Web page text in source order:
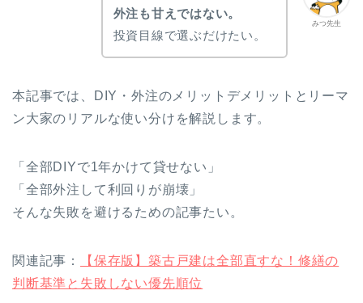
みつ先生
外注も甘えではない。
投資目線で選ぶだけたい。
本記事では、DIY・外注のメリットデメリットとリーマ
ン大家のリアルな使い分けを解説します。
「全部DIYで1年かけて貸せない」
「全部外注して利回りが崩壊」
そんな失敗を避けるための記事たい。
関連記事：
【保存版】築古戸建は全部直すな！修繕の
判断基準と失敗しない優先順位